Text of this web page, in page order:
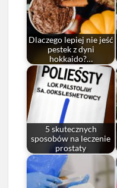
Dlaczego lepiej nie jeść
pestek z dyni
hokkaido?…
5 skutecznych
sposobów na leczenie
prostaty